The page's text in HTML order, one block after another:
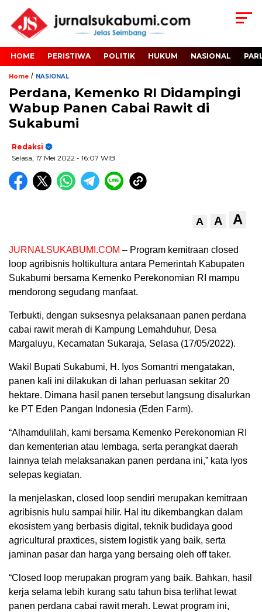
HOME PERISTIWA POLITIK HUKUM NASIONAL
Home / NASIONAL
Perdana, Kemenko RI Didampingi
Wabup Panen Cabai Rawit di
Sukabumi
Redaksi
Selasa, 17 Mei 2022 - 16:07 WIB
A A A
JURNALSUKABUMI.COM – Program kemitraan closed
loop agribisnis holtikultura antara Pemerintah Kabupaten
Sukabumi bersama Kemenko Perekonomian RI mampu
mendorong segudang manfaat.
Terbukti, dengan suksesnya pelaksanaan panen perdana
cabai rawit merah di Kampung Lemahduhur, Desa
Margaluyu, Kecamatan Sukaraja, Selasa (17/05/2022).
Wakil Bupati Sukabumi, H. Iyos Somantri mengatakan,
panen kali ini dilakukan di lahan perluasan sekitar 20
hektare. Dimana hasil panen tersebut langsung disalurkan
ke PT Eden Pangan Indonesia (Eden Farm).
“Alhamdulilah, kami bersama Kemenko Perekonomian RI
dan kementerian atau lembaga, serta perangkat daerah
lainnya telah melaksanakan panen perdana ini,” kata Iyos
selepas kegiatan.
Ia menjelaskan, closed loop sendiri merupakan kemitraan
agribisnis hulu sampai hilir. Hal itu dikembangkan dalam
ekosistem yang berbasis digital, teknik budidaya good
agricultural praxtices, sistem logistik yang baik, serta
jaminan pasar dan harga yang bersaing oleh off taker.
“Closed loop merupakan program yang baik. Bahkan, hasil
kerja selama lebih kurang satu tahun bisa terlihat lewat
panen perdana cabai rawit merah. Lewat program ini,